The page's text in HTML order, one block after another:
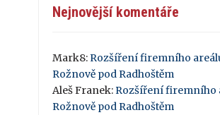
Nejnovější komentáře
Mark8: Rozšíření firemního
Rožnově pod Radhoštěm
Aleš Franek: Rozšíření firemního
Rožnově pod Radhoštěm